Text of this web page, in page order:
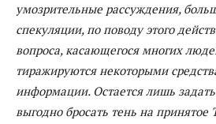
умозрительные рассуждения,
спекуляции, по поводу этого
вопроса, касающегося многих
тиражируются некоторыми
информации. Остается лишь
выгодно бросать тень на